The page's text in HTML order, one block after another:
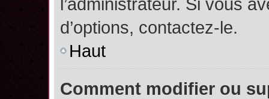
d’options, contactez-le.
Haut
Comment modifier ou